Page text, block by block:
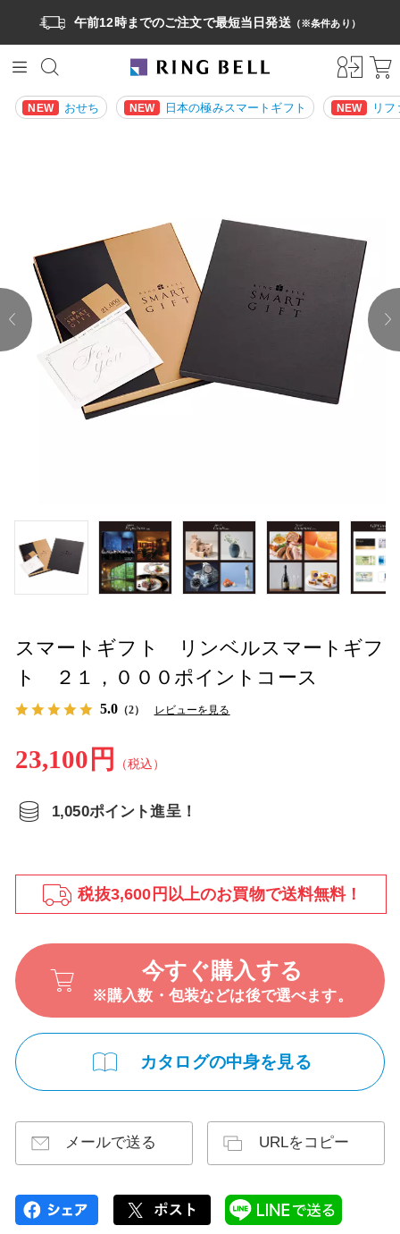
午前12時までのご注文で最短当日発送（※条件あり）
NEW おせち NEW 日本の極みスマートギフト NEW リ
prev
スマートギフト リンベルスマートギフ
ト ２１，０００ポイントコース
5.0 （2） レビューを見る
23,100円 （税込）
1,050ポイント進呈！
税抜3,600円以上のお買物で送料無料！
今すぐ購入する
※購入数・包装などは後で選べます。
カタログの中身を見る
メールで送る URLをコピー